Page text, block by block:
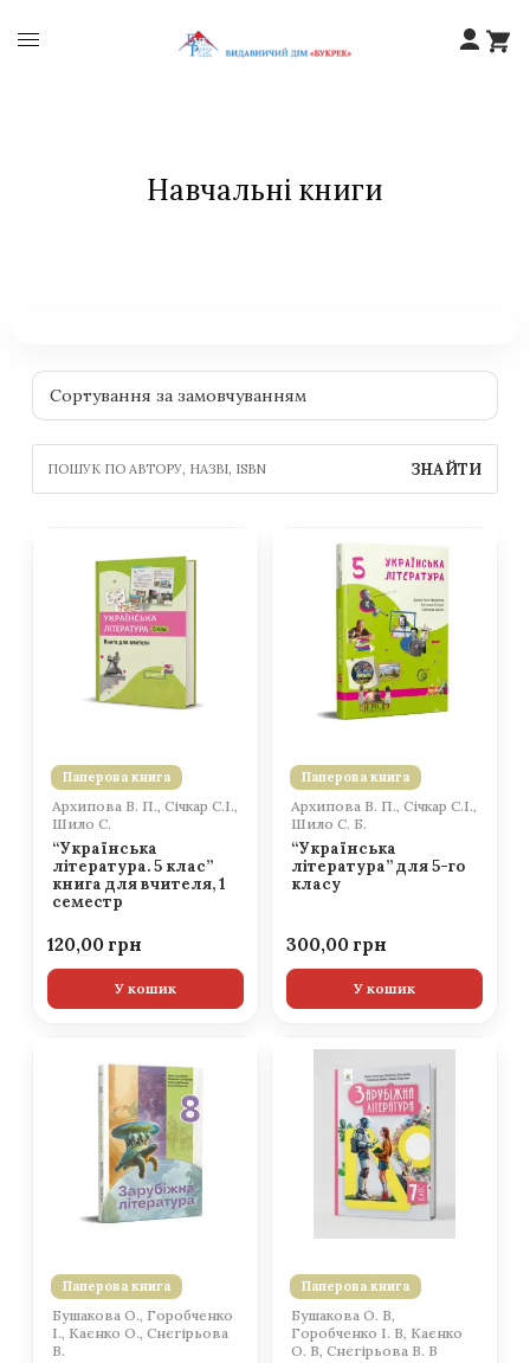
Навчальні книги
ЗНАЙТИ
Паперова книга
Архипова В. П., Січкар С.І.,
Шило С.
“Українська
література. 5 клас”
книга для вчителя, 1
семестр
120,00
У кошик
Паперова книга
Архипова В. П., Січкар С.І.,
Шило С. Б.
“Українська
література” для 5-го
класу
300,00
У кошик
Паперова книга
Бушакова О., Горобченко
І., Каєнко О., Снєгірьова
В.
Паперова книга
Бушакова О. В,
Горобченко І. В, Каєнко
О. В, Снєгірьова В. В